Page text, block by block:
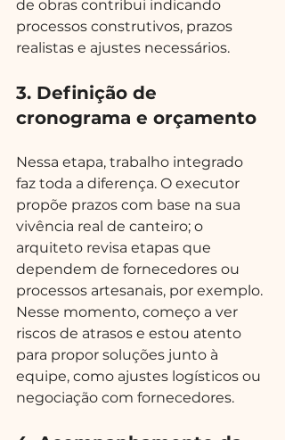
de obras contribui indicando
processos construtivos, prazos
realistas e ajustes necessários.
3. Definição de
cronograma e orçamento
Nessa etapa, trabalho integrado
faz toda a diferença. O executor
propõe prazos com base na sua
vivência real de canteiro; o
arquiteto revisa etapas que
dependem de fornecedores ou
processos artesanais, por exemplo.
Nesse momento, começo a ver
riscos de atrasos e estou atento
para propor soluções junto à
equipe, como ajustes logísticos ou
negociação com fornecedores.